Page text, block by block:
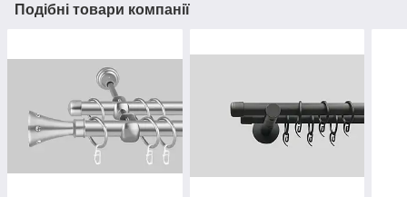
Подібні товари компанії